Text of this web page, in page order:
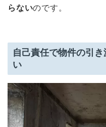
らないのです。
自己責任で物件の引
い